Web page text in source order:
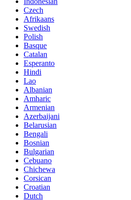
Czech
Afrikaans
Swedish
Polish
Basque
Catalan
Esperanto
Hindi
Lao
Albanian
Amharic
Armenian
Azerbaijani
Belarusian
Bengali
Bosnian
Bulgarian
Cebuano
Chichewa
Corsican
Croatian
Dutch